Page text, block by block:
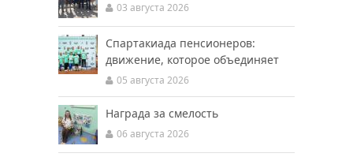
03 августа 2026
Спартакиада пенсионеров:
движение, которое объединяет
05 августа 2026
Награда за смелость
06 августа 2026